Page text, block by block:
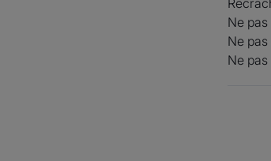
Ne pas
Ne
Ne